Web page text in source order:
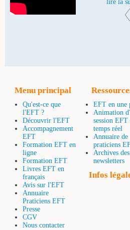
lire la
Médecin
lire la
Menu principal
Qu'est-ce que
l'EFT ?
Découvrir l'EFT
Accompagnement
EFT
Formation EFT en
ligne
Formation EFT
Livres EFT en
français
Avis sur l'EFT
Annuaire
Praticiens EFT
Presse
CGV
Nous contacter
EFT en une
Animation
session EFT
temps réel
Annuaire de
praticiens
Archives des
newsletters
Infos